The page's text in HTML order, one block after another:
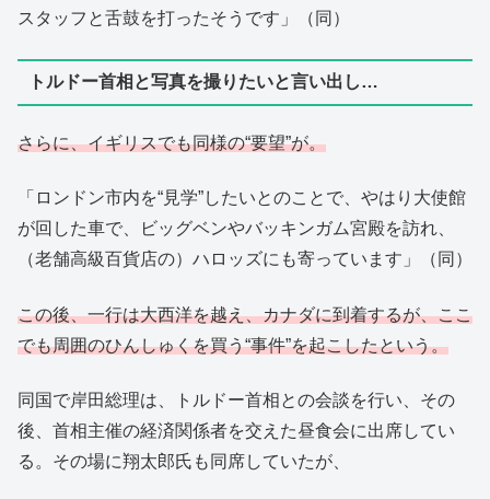
スタッフと舌鼓を打ったそうです」（同）
トルドー首相と写真を撮りたいと言い出し…
さらに、イギリスでも同様の“要望”が。
「ロンドン市内を“見学”したいとのことで、やはり大使館
が回した車で、ビッグベンやバッキンガム宮殿を訪れ、
（老舗高級百貨店の）ハロッズにも寄っています」（同）
この後、一行は大西洋を越え、カナダに到着するが、ここ
でも周囲のひんしゅくを買う“事件”を起こしたという。
同国で岸田総理は、トルドー首相との会談を行い、その
後、首相主催の経済関係者を交えた昼食会に出席してい
る。その場に翔太郎氏も同席していたが、